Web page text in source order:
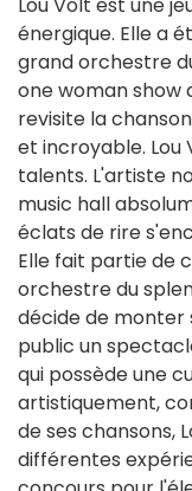
Lou Volt est une
énergique. Elle a
grand orchestre
one woman show
revisite la
et incroyable. Lou
talents. L'artiste
music hall
éclats de rire
Elle fait partie de
orchestre du
décide de monter
public un
qui possède une
artistiquement,
de ses chansons,
différentes